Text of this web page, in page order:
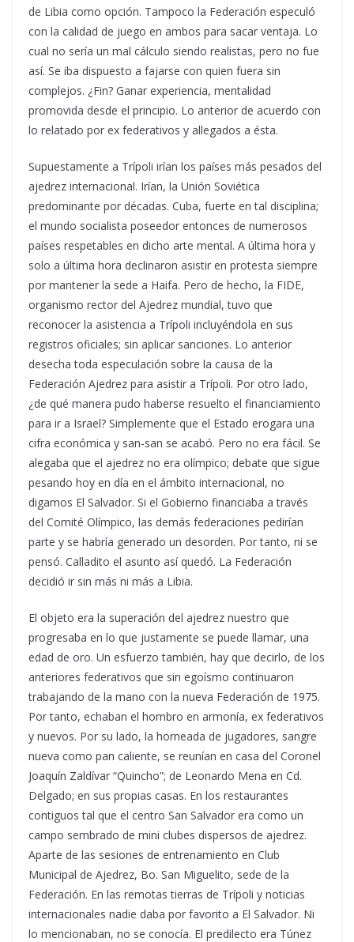
de Libia como opción. Tampoco la Federación especuló
con la calidad de juego en ambos para sacar ventaja. Lo
cual no sería un mal cálculo siendo realistas, pero no fue
así. Se iba dispuesto a fajarse con quien fuera sin
complejos. ¿Fin? Ganar experiencia, mentalidad
promovida desde el principio. Lo anterior de acuerdo con
lo relatado por ex federativos y allegados a ésta.
Supuestamente a Trípoli irían los países más pesados del
ajedrez internacional. Irían, la Unión Soviética
predominante por décadas. Cuba, fuerte en tal disciplina;
el mundo socialista poseedor entonces de numerosos
países respetables en dicho arte mental. A última hora y
solo a última hora declinaron asistir en protesta siempre
por mantener la sede a Haifa. Pero de hecho, la FIDE,
organismo rector del Ajedrez mundial, tuvo que
reconocer la asistencia a Trípoli incluyéndola en sus
registros oficiales; sin aplicar sanciones. Lo anterior
desecha toda especulación sobre la causa de la
Federación Ajedrez para asistir a Trípoli. Por otro lado,
¿de qué manera pudo haberse resuelto el financiamiento
para ir a Israel? Simplemente que el Estado erogara una
cifra económica y san-san se acabó. Pero no era fácil. Se
alegaba que el ajedrez no era olímpico; debate que sigue
pesando hoy en día en el ámbito internacional, no
digamos El Salvador. Si el Gobierno financiaba a través
del Comité Olímpico, las demás federaciones pedirían
parte y se habría generado un desorden. Por tanto, ni se
pensó. Calladito el asunto así quedó. La Federación
decidió ir sin más ni más a Libia.
El objeto era la superación del ajedrez nuestro que
progresaba en lo que justamente se puede llamar, una
edad de oro. Un esfuerzo también, hay que decirlo, de los
anteriores federativos que sin egoísmo continuaron
trabajando de la mano con la nueva Federación de 1975.
Por tanto, echaban el hombro en armonía, ex federativos
y nuevos. Por su lado, la horneada de jugadores, sangre
nueva como pan caliente, se reunían en casa del Coronel
Joaquín Zaldívar “Quincho”; de Leonardo Mena en Cd.
Delgado; en sus propias casas. En los restaurantes
contiguos tal que el centro San Salvador era como un
campo sembrado de mini clubes dispersos de ajedrez.
Aparte de las sesiones de entrenamiento en Club
Municipal de Ajedrez, Bo. San Miguelito, sede de la
Federación. En las remotas tierras de Trípoli y noticias
internacionales nadie daba por favorito a El Salvador. Ni
lo mencionaban, no se conocía. El predilecto era Túnez